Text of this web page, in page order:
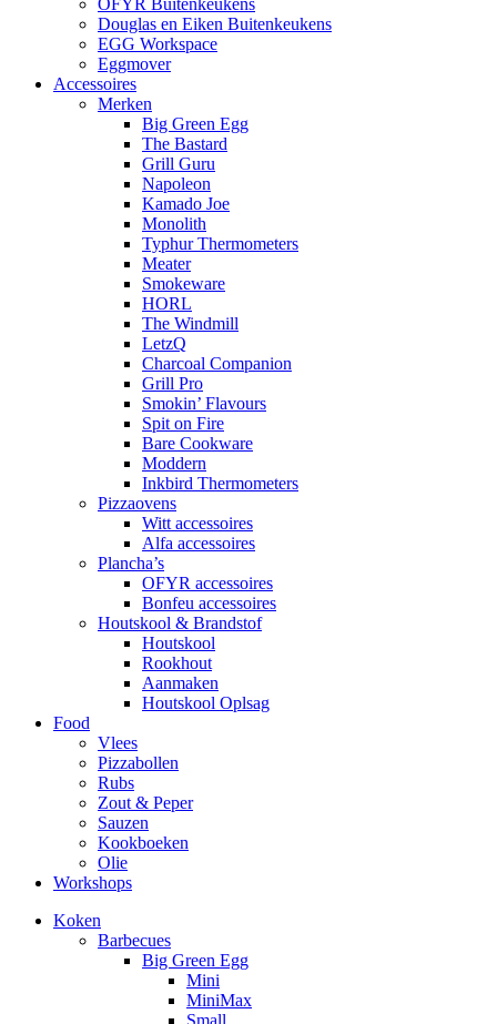
OFYR Buitenkeukens
Douglas en Eiken Buitenkeukens
EGG Workspace
Eggmover
Accessoires
Merken
Big Green Egg
The Bastard
Grill Guru
Napoleon
Kamado Joe
Monolith
Typhur Thermometers
Meater
Smokeware
HORL
The Windmill
LetzQ
Charcoal Companion
Grill Pro
Smokin’ Flavours
Spit on Fire
Bare Cookware
Moddern
Inkbird Thermometers
Pizzaovens
Witt accessoires
Alfa accessoires
Plancha’s
OFYR accessoires
Bonfeu accessoires
Houtskool & Brandstof
Houtskool
Rookhout
Aanmaken
Houtskool Oplsag
Food
Vlees
Pizzabollen
Rubs
Zout & Peper
Sauzen
Kookboeken
Olie
Workshops
Koken
Barbecues
Big Green Egg
Mini
MiniMax
Small